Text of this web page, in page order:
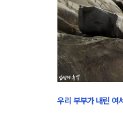
우리 부부가 내린 여